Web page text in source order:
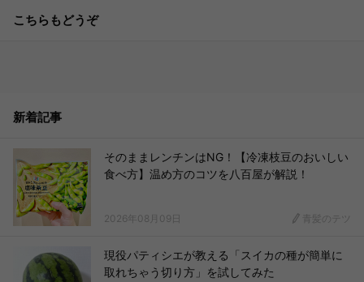
こちらもどうぞ
新着記事
そのままレンチンはNG！【冷凍枝豆のおいしい
食べ方】温め方のコツを八百屋が解説！
2026年08月09日 青髪のテツ
現役パティシエが教える「スイカの種が簡単に
取れちゃう切り方」を試してみた